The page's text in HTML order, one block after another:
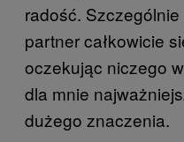
radość.
partner całkowicie
oczekując niczego
dla mnie
dużego znaczenia.